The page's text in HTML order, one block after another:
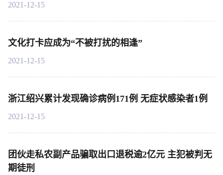
2021-12-15
文化打卡应成为“不被打扰的相逢”
2021-12-15
浙江绍兴累计发现确诊病例171例 无症状感染者1例
2021-12-15
团伙走私农副产品骗取出口退税逾2亿元 主犯被判无
期徒刑